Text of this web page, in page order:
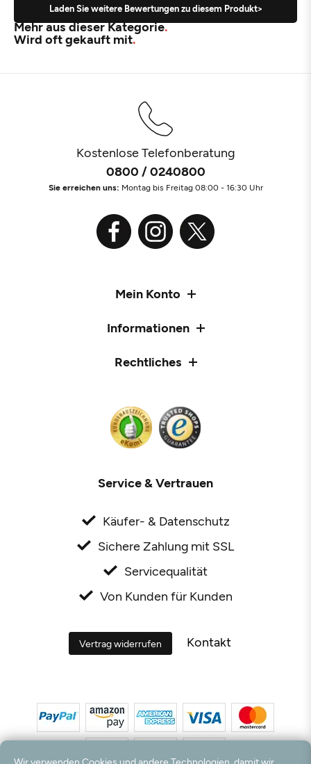
Laden Sie weitere Bewertungen zu diesem Produkt>
Mehr aus dieser Kategorie
Wird oft gekauft mit
Kostenlose Telefonberatung
0800 / 0240800
Sie erreichen uns: Montag bis Freitag 08:00 - 16:30 Uhr
Mein Konto
Informationen
Rechtliches
Service & Vertrauen
Käufer- & Datenschutz
Sichere Zahlung mit SSL
Servicequalität
Von Kunden für Kunden
Vertrag widerrufen Kontakt
Wir verwenden Cookies und andere Technologien, damit wir